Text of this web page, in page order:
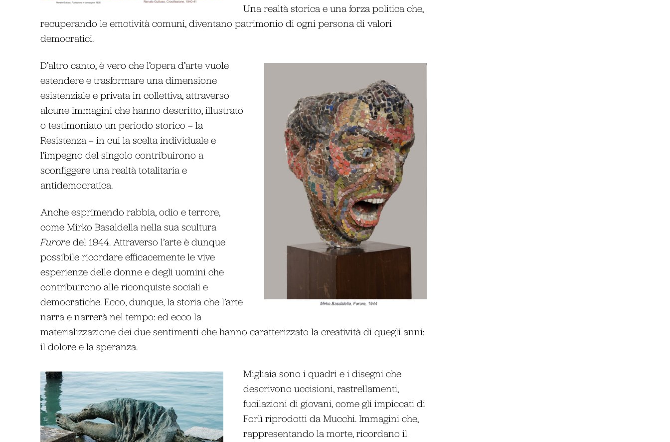
Una realtà storica e una forza politica che,
recuperando le emotività comuni, diventano patrimonio di ogni persona di valori
democratici.
D’altro canto, è vero che l’opera d’arte vuole
estendere e trasformare una dimensione
esistenziale e privata in collettiva, attraverso
alcune immagini che hanno descritto, illustrato
o testimoniato un periodo storico – la
Resistenza – in cui la scelta individuale e
l’impegno del singolo contribuirono a
sconfiggere una realtà totalitaria e
antidemocratica.
Anche esprimendo rabbia, odio e terrore,
come Mirko Basaldella nella sua scultura
Furoredel 1944. Attraverso l’arte è dunque
possibile ricordare efficacemente le vive
esperienze delle donne e degli uomini che
contribuirono alle riconquiste sociali e
democratiche. Ecco, dunque, la storia che l’arte
narra e narrerà nel tempo: ed ecco la
materializzazione dei due sentimenti che hanno caratterizzato la creatività di quegli anni:
il dolore e la speranza.
Migliaia sono i quadri e i disegni che
descrivono uccisioni, rastrellamenti,
fucilazioni di giovani, come gli impiccati di
Forlì riprodotti da Mucchi. Immagini che,
rappresentando la morte, ricordano il